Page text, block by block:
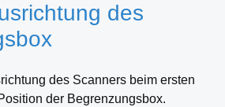
des
des Scanners beim ersten
der Begrenzungsbox.